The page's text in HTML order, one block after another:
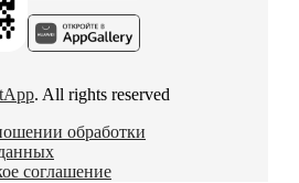
. All rights reserved
обработки
соглашение